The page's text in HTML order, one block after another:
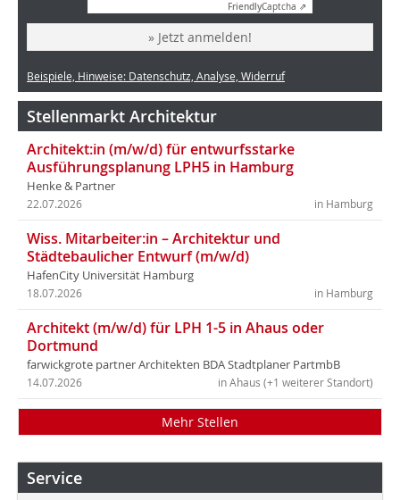
FriendlyCaptcha ⇗
» Jetzt anmelden!
Beispiele, Hinweise: Datenschutz, Analyse, Widerruf
Stellenmarkt Architektur
Architekt:in (m/w/d) für entwurfsstarke
Ausführungsplanung LPH5 in Hamburg
Henke & Partner
in Hamburg
22.07.2026
Wiss. Mitarbeiter:in – Architektur und
Städtebaulicher Entwurf (m/w/d)
HafenCity Universität Hamburg
in Hamburg
18.07.2026
Architekt (m/w/d) für LPH 1-5 in Ahaus oder
Dortmund
farwickgrote partner Architekten BDA Stadtplaner PartmbB
in Ahaus (+1 weiterer Standort)
14.07.2026
Mehr Stellen
Service